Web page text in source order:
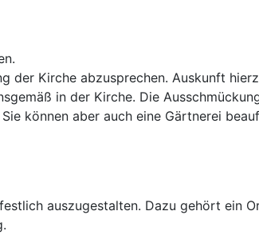
der Kirche abzusprechen. Auskunft
in der Kirche. Die
können aber auch eine Gärtnerei
auszugestalten. Dazu gehört ein